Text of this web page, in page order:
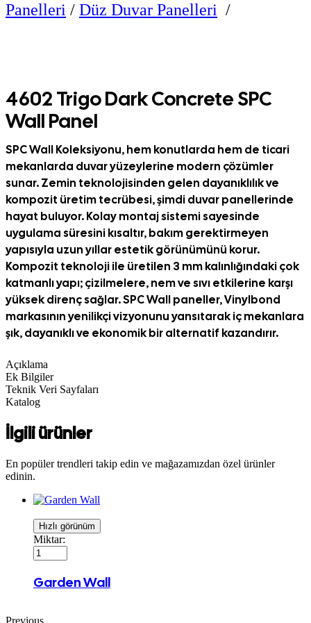
Panelleri / Düz Duvar Panelleri /
4602 Trigo Dark Concrete SPC
Wall Panel
SPC Wall Koleksiyonu, hem konutlarda hem de ticari
mekanlarda duvar yüzeylerine modern çözümler
sunar. Zemin teknolojisinden gelen dayanıklılık ve
kompozit üretim tecrübesi,şimdi duvar panellerinde
hayat buluyor. Kolay montaj sistemi sayesinde
uygulama süresini kısaltır, bakım gerektirmeyen
yapısıyla uzun yıllar estetik görünümünü korur.
Kompozit teknoloji ile üretilen 3 mm kalınlığındakiçok
katmanlı yapı; çizilmelere, nem ve sıvı etkilerine karşı
yüksek dirençsağlar. SPC Wall paneller, Vinylbond
markasının yenilikçi vizyonunu yansıtarak iç mekanlara
şık, dayanıklıve ekonomik bir alternatif kazandırır.
Açıklama
Ek Bilgiler
Teknik Veri Sayfaları
Katalog
İlgili ürünler
En popüler trendleri takip edin ve mağazamızdan özel ürünler
edinin.
Hızlı görünüm
Miktar:
Garden Wall